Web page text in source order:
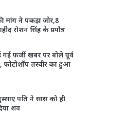
मांग ने पकड़ा जोर,8
रोशन सिंह के प्रपौत्र
गई फर्जी खबर पर बोले पूर्व
फोटोशॉप तस्वीर का हुआ
पति ने सास को ही
शव